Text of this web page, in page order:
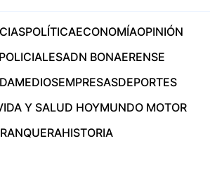
POLÍTICAECONOMÍAOPINIÓN
POLICIALESADN BONAERENSE
MEDIOSEMPRESASDEPORTES
Y SALUD HOYMUNDO MOTOR
HISTORIA